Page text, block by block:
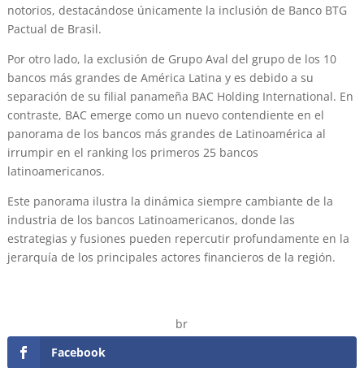
notorios, destacándose únicamente la inclusión de Banco BTG
Pactual de Brasil.
Por otro lado, la exclusión de Grupo Aval del grupo de los 10
bancos más grandes de América Latina y es debido a su
separación de su filial panameña BAC Holding International. En
contraste, BAC emerge como un nuevo contendiente en el
panorama de los bancos más grandes de Latinoamérica al
irrumpir en el ranking los primeros 25 bancos
latinoamericanos.
Este panorama ilustra la dinámica siempre cambiante de la
industria de los bancos Latinoamericanos, donde las
estrategias y fusiones pueden repercutir profundamente en la
jerarquía de los principales actores financieros de la región.
br
Facebook